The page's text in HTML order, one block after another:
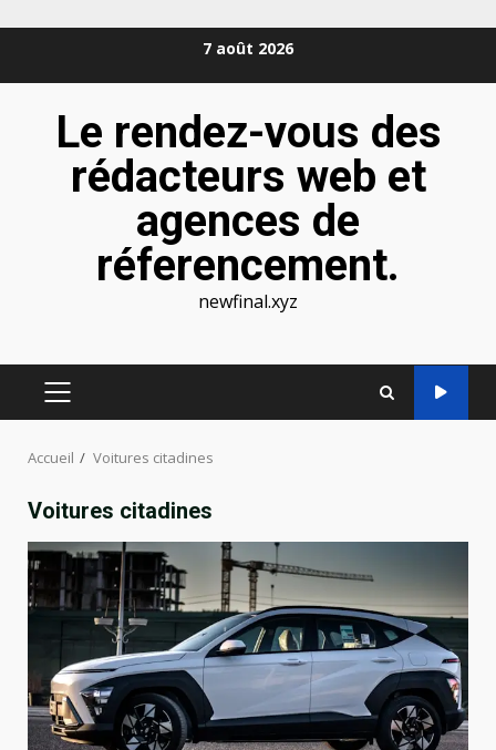
7 août 2026
Le rendez-vous des
rédacteurs web et
agences de
réferencement.
newfinal.xyz
MENU
Accueil Voitures citadines
Voitures citadines